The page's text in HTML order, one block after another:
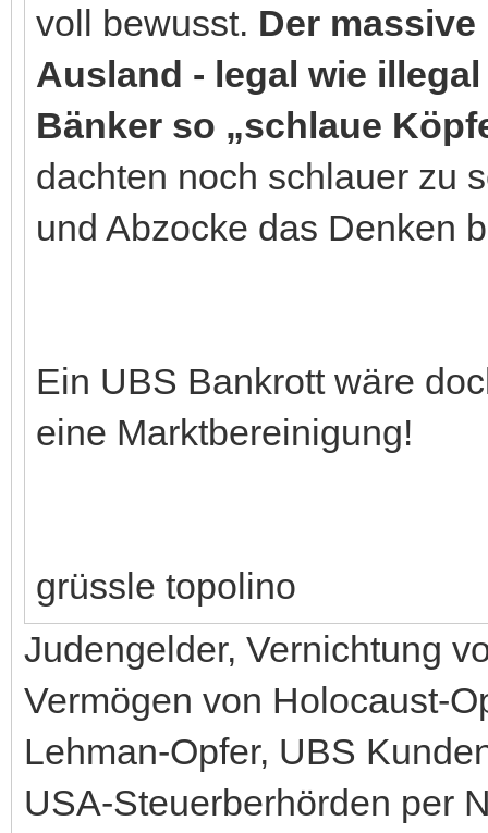
voll bewusst. Der
Ausland - legal wie
Bänker so „schlaue
dachten noch schlauer zu
und Abzocke das Denken
Ein UBS Bankrott wäre
eine Marktbereinigung!
grüssle topolino
Judengelder, Vernichtung
Vermögen von Holocaust-
Lehman-Opfer, UBS
USA-Steuerberhörden per